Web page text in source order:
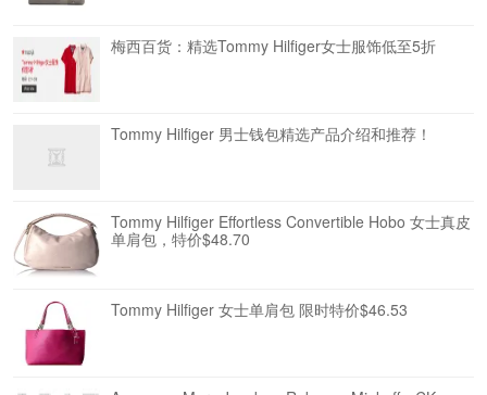
梅西百货：精选Tommy Hilfiger女士服饰低至5折
Tommy Hilfiger 男士钱包精选产品介绍和推荐！
Tommy Hilfiger Effortless Convertible Hobo 女士真皮
单肩包，特价$48.70
Tommy Hilfiger 女士单肩包 限时特价$46.53